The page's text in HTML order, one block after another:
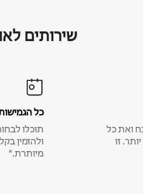
שירותים
ואת כל
זו
כל
תוכלו
ולהזמין
מיותרת.*